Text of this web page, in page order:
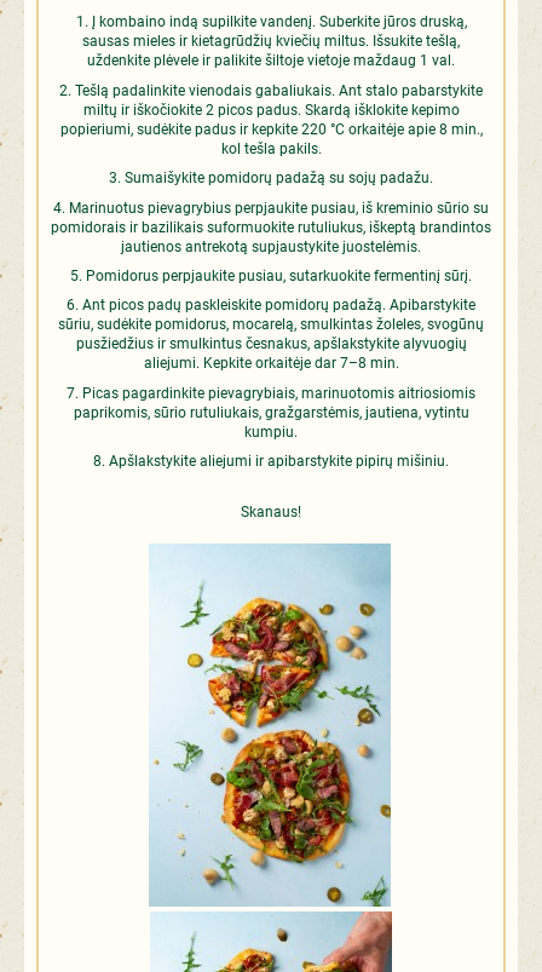
Į kombaino indą supilkite vandenį. Suberkite jūros druską,
sausas mieles ir kietagrūdžių kviečių miltus. Išsukite tešlą,
uždenkite plėvele ir palikite šiltoje vietoje maždaug 1 val.
Tešlą padalinkite vienodais gabaliukais. Ant stalo pabarstykite
miltų ir iškočiokite 2 picos padus. Skardą išklokite kepimo
popieriumi, sudėkite padus ir kepkite 220 °C orkaitėje apie 8 min.,
kol tešla pakils.
Sumaišykite pomidorų padažą su sojų padažu.
Marinuotus pievagrybius perpjaukite pusiau, iš kreminio sūrio su
pomidorais ir bazilikais suformuokite rutuliukus, iškeptą brandintos
jautienos antrekotą supjaustykite juostelėmis.
Pomidorus perpjaukite pusiau, sutarkuokite fermentinį sūrį.
Ant picos padų paskleiskite pomidorų padažą. Apibarstykite
sūriu, sudėkite pomidorus, mocarelą, smulkintas žoleles, svogūnų
pusžiedžius ir smulkintus česnakus, apšlakstykite alyvuogių
aliejumi. Kepkite orkaitėje dar 7–8 min.
Picas pagardinkite pievagrybiais, marinuotomis aitriosiomis
paprikomis, sūrio rutuliukais, gražgarstėmis, jautiena, vytintu
kumpiu.
Apšlakstykite aliejumi ir apibarstykite pipirų mišiniu.
Skanaus!